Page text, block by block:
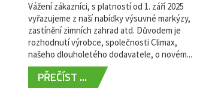
Vážení zákazníci, s platností od 1. září 2025
vyřazujeme z naší nabídky výsuvné markýzy,
zastínění zimních zahrad atd. Důvodem je
rozhodnutí výrobce, společnosti Climax,
našeho dlouholetého dodavatele, o novém...
PŘEČÍST ...